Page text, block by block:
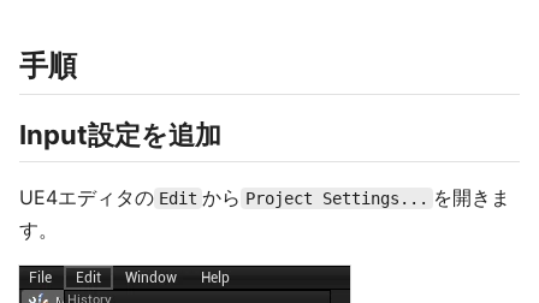
手順
Input設定を追加
UE4エディタの Edit から Project Settings... を開きま
す。